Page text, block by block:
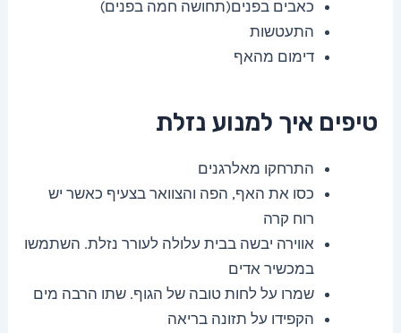
כאבים בפנים(תחושה חמה בפנים)
התעטשות
דימום מהאף
טיפים איך למנוע נזלת
התרחקו מאלרגנים
כסו את האף, הפה והצוואר בצעיף כאשר יש
רוח קרה
אווירה יבשה בבית עלולה לעורר נזלת. השתמשו
במכשיר אדים
שמרו על לחות טובה של הגוף. שתו הרבה מים
הקפידו על תזונה בריאה